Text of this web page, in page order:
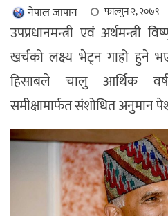
नेपाल जापान फाल्गुन २, २०७९
उपप्रधानमन्त्री एवं अर्थमन्त्री
खर्चको लक्ष्य भेट्न गाह्रो हुने
हिसाबले चालु आर्थिक
समीक्षामार्फत संशोधित अनुमान